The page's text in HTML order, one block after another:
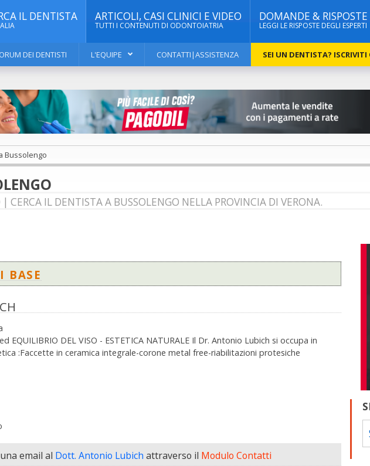
IL DENTISTA ARTICOLI, CASI CLINICI E VIDEO
TUTTI I CONTENUTI DI ODONTOIATRIA
DOMANDE & RISPOSTE
LEGGI LE RISPOSTE DEGLI ESPERTI
DEI DENTISTI L'EQUIPE CONTATTI|ASSISTENZA SEI UN DENTISTA? ISCRIVITI
Bussolengo
CERCA IL DENTISTA A BUSSOLENGO NELLA PROVINCIA DI VERONA.
BASE
EQUILIBRIO DEL VISO - ESTETICA NATURALE Il Dr. Antonio Lubich si occupa in
:Faccette in ceramica integrale-corone metal free-riabilitazioni protesiche
email al Dott. Antonio Lubich attraverso il Modulo Contatti